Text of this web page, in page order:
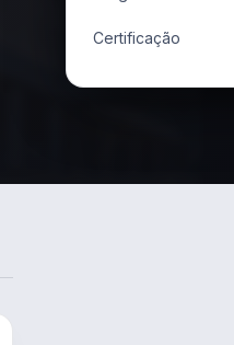
Certificação